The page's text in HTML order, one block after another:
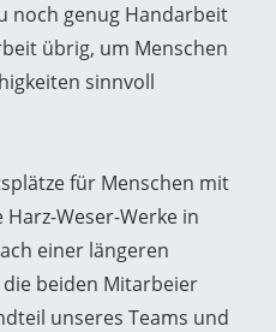
noch genug Handarbeit
übrig, um Menschen
sinnvoll
für Menschen mit
Weser-Werke in
einer längeren
beiden Mitarbeier
unseres Teams und